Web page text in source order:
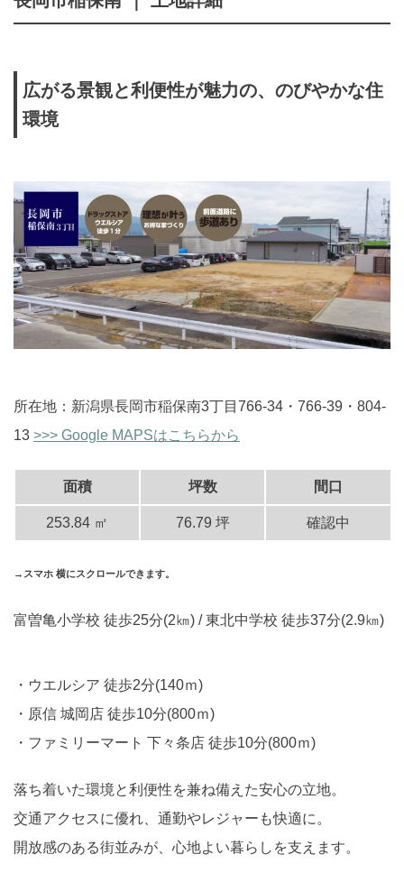
広がる景観と利便性が魅力の、のびやかな住
環境
所在地：新潟県長岡市稲保南3丁目766-34・766-39・804-
13 >>> Google MAPSはこちらから
面積 坪数 間口
253.84 ㎡ 76.79 坪 確認中
→スマホ 横にスクロールできます。
富曽亀小学校 徒歩25分(2㎞) / 東北中学校 徒歩37分(2.9㎞)
ウエルシア 徒歩2分(140ｍ)
原信 城岡店 徒歩10分(800ｍ)
ファミリーマート 下々条店 徒歩10分(800ｍ)
落ち着いた環境と利便性を兼ね備えた安心の立地。
交通アクセスに優れ、通勤やレジャーも快適に。
開放感のある街並みが、心地よい暮らしを支えます。